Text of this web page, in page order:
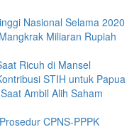
Nasional Selama 2020
Miliaran Rupiah
Ricuh di Mansel
STIH untuk Papua
Ambil Alih Saham
CPNS-PPPK